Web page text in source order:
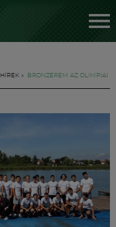
HÍREK »
BRONZÉREM AZ OLIMPIAI